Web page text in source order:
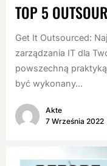
TOP 5
Get It Outsourced:
zarządzania IT dla
powszechną
być wykonany...
Akte
7 Września 2022